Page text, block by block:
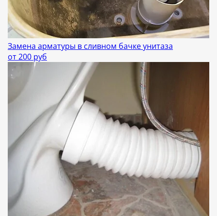
Замена арматуры в сливном бачке унитаза
от 200 руб